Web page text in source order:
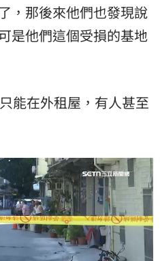
，那後來他們也發現說
是他們這個受損的基地
能在外租屋，有人甚至